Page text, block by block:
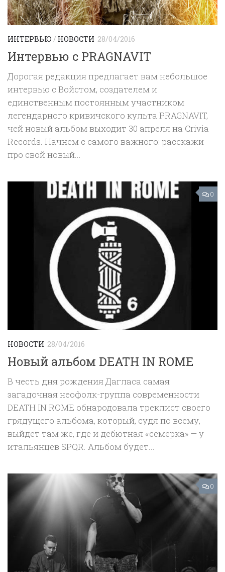
ИНТЕРВЬЮ / НОВОСТИ 28/04/2016
Интервью с PRAGNAVIT
Дорогая редакция предлагает вам небольшое
интервью с Войстом, создателем и
единственным постоянным участником
легендарного кривичского культа PRAGNAVIT,
чей новый альбом выходит 30 апреля на Crivia
Records. Начнем с самого важного: расскажи
про свой новый...
0
НОВОСТИ 28/04/2016
Новый альбом DEATH IN ROME
В честь дня рождения Дагласа самая
загадочная неофолк-группа современности
DEATH IN ROME обнародовала треклист своего
грядущего альбома, который, судя по всему,
выйдет там же, где и дебютная «семерка» — у
итальянцев SPQR. Альбом будет...
0